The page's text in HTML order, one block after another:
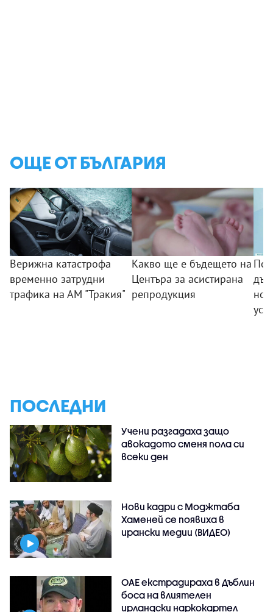
ОЩЕ ОТ БЪЛГАРИЯ
Верижна катастрофа
временно затрудни
трафика на АМ "Тракия"
Какво ще е бъдещето на
Центъра за асистирана
репродукция
ПОСЛЕДНИ
Учени разгадаха защо
авокадото сменя пола си
всеки ден
Нови кадри с Моджтаба
Хаменей се появиха в
ирански медии (ВИДЕО)
ОАЕ екстрадираха в Дъблин
боса на влиятелен
ирландски наркокартел